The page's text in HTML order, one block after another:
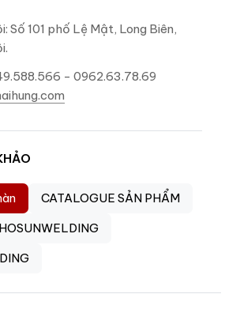
Số 101 phố Lệ Mật, Long Biên,
- 0962.63.78.69
CATALOGUE SẢN PHẨM